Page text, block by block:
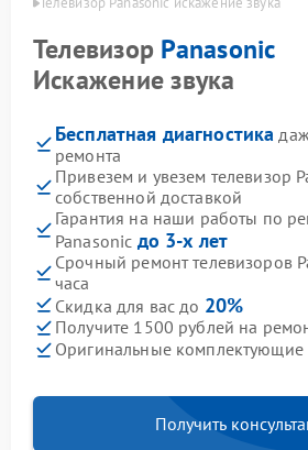
Телевизор Panasonic
Искажение звука
Бесплатная диагностика
ремонта
Привезем и увезем телевизор
собственной доставкой
Гарантия на наши работы по
Panasonic до 3-х лет
Срочный ремонт телевизоров
часа
Скидка для вас до 20%
Получите 1500 рублей на
Оригинальные комплектующие
Получить